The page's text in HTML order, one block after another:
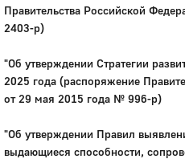
Правительства Российской
2403-р)
"Об утверждении Стратегии
2025 года (распоряжение
от 29 мая 2015 года № 996-р)
"Об утверждении Правил
выдающиеся способности,